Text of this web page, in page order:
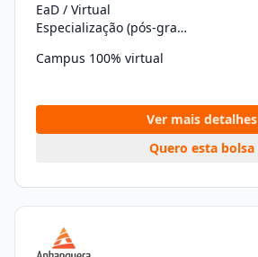
EaD / Virtual
Especialização (pós-graduação)
Campus 100% virtual
Ver mais detalhes
Quero esta bolsa